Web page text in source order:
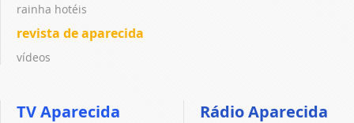
rainha hotéis
revista de aparecida
vídeos
TV Aparecida Rádio Aparecida